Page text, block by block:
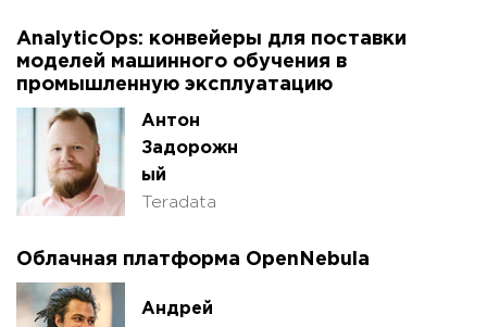
AnalyticOps: конвейеры для поставки
моделей машинного обучения в
промышленную эксплуатацию
Антон
Задорожн
ый
Teradata
Облачная платформа OpenNebula
Андрей